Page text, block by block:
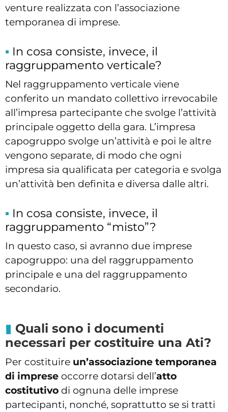
venture realizzata con l’associazione
temporanea di imprese.
In cosa consiste, invece, il
raggruppamento verticale?
Nel raggruppamento verticale viene
conferito un mandato collettivo irrevocabile
all’impresa partecipante che svolge l’attività
principale oggetto della gara. L’impresa
capogruppo svolge un’attività e poi le altre
vengono separate, di modo che ogni
impresa sia qualificata per categoria e svolga
un’attività ben definita e diversa dalle altri.
In cosa consiste, invece, il
raggruppamento “misto”?
In questo caso, si avranno due imprese
capogruppo: una del raggruppamento
principale e una del raggruppamento
secondario.
Quali sono i documenti
necessari per costituire una Ati?
Per costituire un’associazione temporanea
di imprese occorre dotarsi dell’atto
costitutivo di ognuna delle imprese
partecipanti, nonché, soprattutto se si tratti